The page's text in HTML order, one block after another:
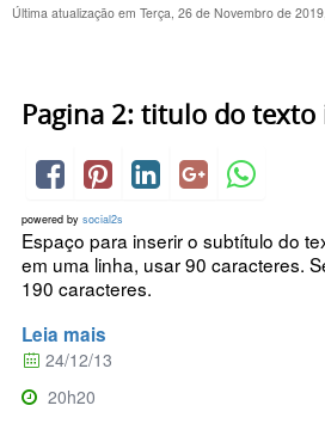
Última atualização em Terça, 26 de Novembro de
Pagina 2: titulo do
powered by social2s
Espaço para inserir o subtítulo do
em uma linha, usar 90 caracteres.
190 caracteres.
Leia mais
24/12/13
20h20